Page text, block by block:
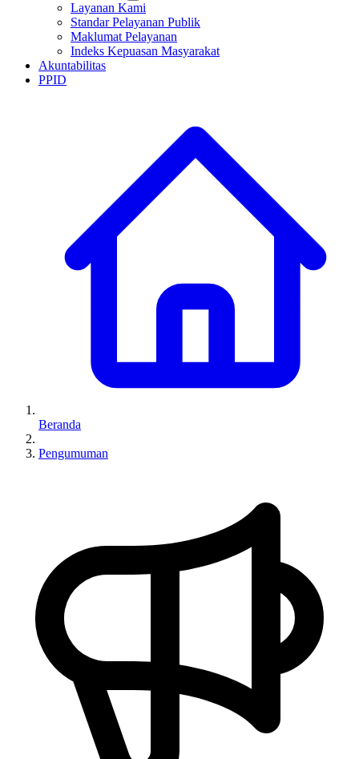
Layanan Kami
Standar Pelayanan Publik
Maklumat Pelayanan
Indeks Kepuasan Masyarakat
Akuntabilitas
PPID
Beranda
Pengumuman